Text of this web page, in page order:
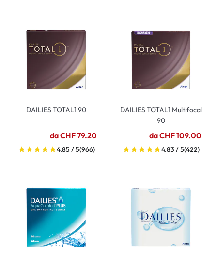
DAILIES TOTAL1 90
da CHF 79.20
4.85 / 5(966)
DAILIES TOTAL1 Multifocal
90
da CHF 109.00
4.83 / 5(422)